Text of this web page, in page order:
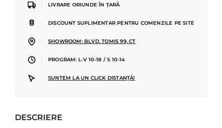
LIVRARE ORIUNDE ÎN ȚARĂ
DISCOUNT SUPLIMENTAR PENTRU COMENZILE PE SITE
SHOWROOM: BLVD. TOMIS 99, CT
PROGRAM: L-V 10-18 / S 10-14
SUNTEM LA UN CLICK DISTANȚĂ!
DESCRIERE